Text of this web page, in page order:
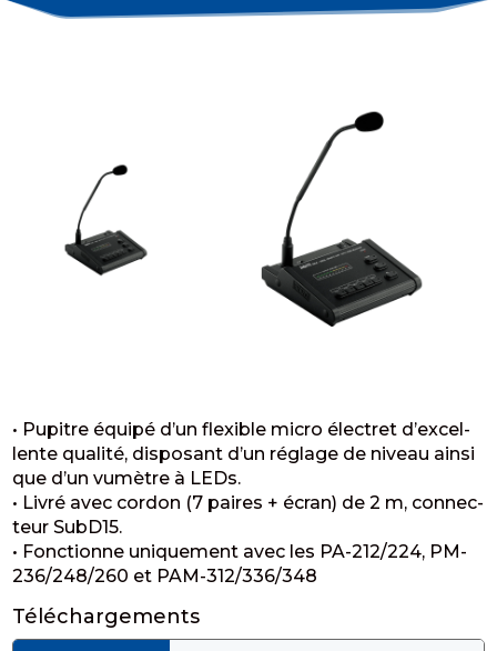
• Pupitre équipé d’un flexible micro élec­tret d’ex­cel­
lente qualité, dispo­sant d’un réglage de niveau ainsi
que d’un vumètre à LEDs.
• Livré avec cordon (7 paires + écran) de 2 m, connec­
teur SubD15.
• Fonc­tionne unique­ment avec les PA-212/224, PM-
236/248/260 et PAM-312/336/348
Téléchargements